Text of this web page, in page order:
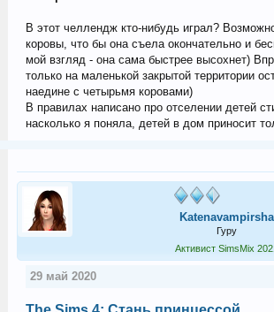
В этот челлендж кто-нибудь играл?
коровы, что бы она съела окончательно и
мой взгляд - она сама быстрее высохнет)
только на маленькой закрытой территории
наедине с четырьмя коровами)
В правилах написано про отселении детей
насколько я поняла, детей в дом приносит
Katenavampirsha
Гуру
Активист SimsMix
29 май 2020